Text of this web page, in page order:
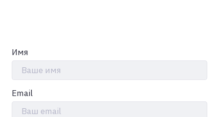
Имя
Ваше имя
Email
Ваш email